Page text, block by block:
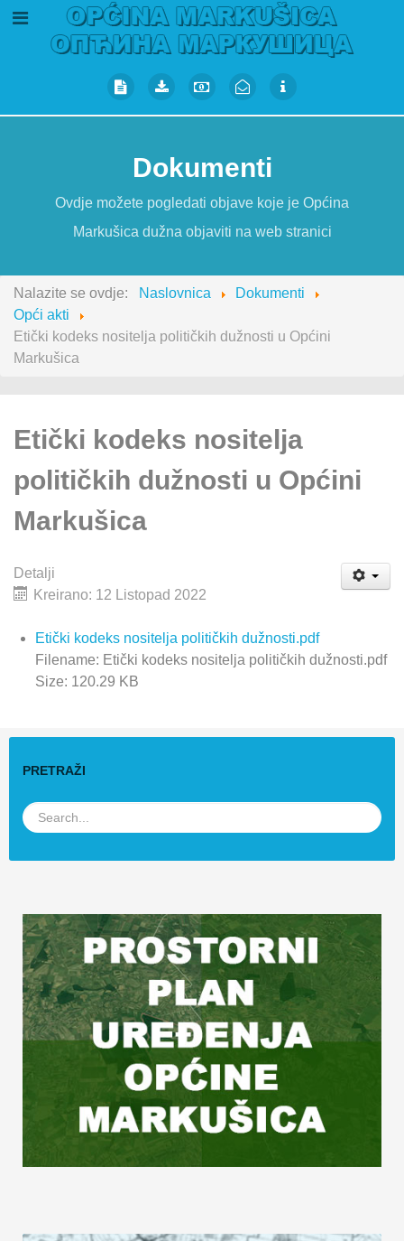
Dokumenti
Ovdje možete pogledati objave koje je Općina
Markušica dužna objaviti na web stranici
Nalazite se ovdje: Naslovnica
Dokumenti
Opći akti
Etički kodeks nositelja političkih dužnosti u Općini
Markušica
Etički kodeks nositelja
političkih dužnosti u Općini
Markušica
Detalji
Kreirano: 12 Listopad 2022
Etički kodeks nositelja političkih dužnosti.pdf
Filename: Etički kodeks nositelja političkih dužnosti.pdf
Size: 120.29 KB
PRETRAŽI